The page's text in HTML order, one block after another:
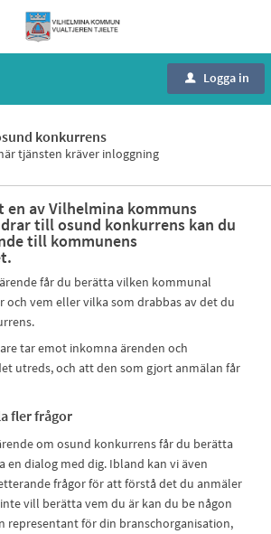
u Logga in
konkurrens
tjänsten kräver inloggning
en av Vilhelmina kommuns
till osund konkurrens kan du
till kommunens
får du berätta vilken kommunal
och vem eller vilka som drabbas av det du
tar emot inkomna ärenden och
utreds, och att den som gjort anmälan får
fler frågor
om osund konkurrens får du berätta
en dialog med dig. Ibland kan vi även
frågor för att förstå det du anmäler
vill berätta vem du är kan du be någon
representant för din branschorganisation,